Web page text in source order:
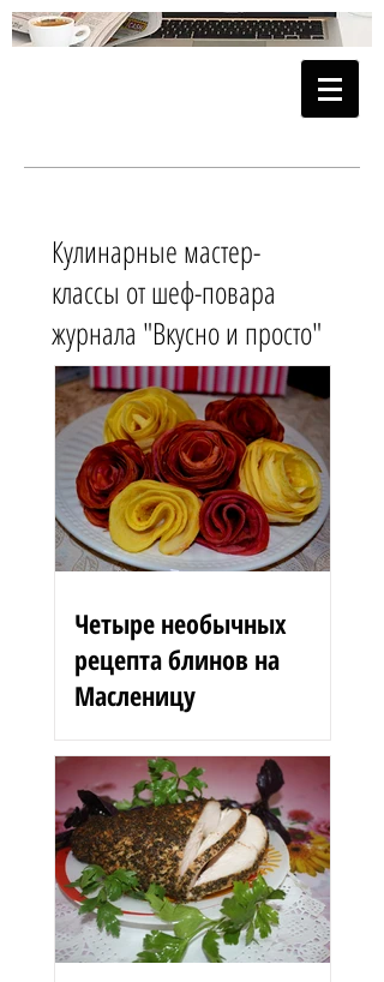
Кулинарные мастер-
классы от шеф-повара
журнала "Вкусно и просто"
Четыре необычных
рецепта блинов на
Масленицу
Блинные розы 1,5 стакана
муки 200 г вишен 125 мл
сыворотки 100 г сгущенного
молока 2 яйца 3 ст. л.
растительного масла 1 ст. л.
сахара...